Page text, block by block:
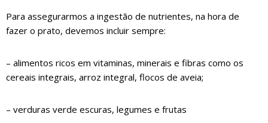
Para assegurarmos a ingestão de nutrientes, na hora de
fazer o prato, devemos incluir sempre:
– alimentos ricos em vitaminas, minerais e fibras como os
cereais integrais, arroz integral, flocos de aveia;
– verduras verde escuras, legumes e frutas